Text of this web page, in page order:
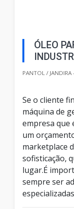
ÓLEO
PANTOL / JANDIRA
Se o cliente
máquina de
empresa que
um
marketplace
sofisticação,
lugar.É
sempre ser